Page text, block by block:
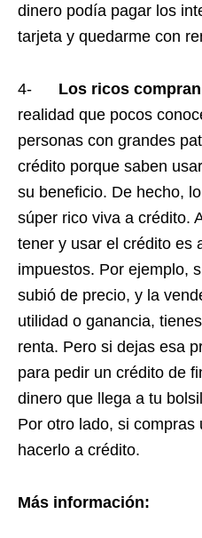
dinero podía pagar los
tarjeta y quedarme con
4- Los ricos
realidad que pocos
personas con grandes
crédito porque saben
su beneficio. De hecho,
súper rico viva a crédito.
tener y usar el crédito es
impuestos. Por ejemplo,
subió de precio, y la
utilidad o ganancia,
renta. Pero si dejas esa
para pedir un crédito de
dinero que llega a tu
Por otro lado, si compras
hacerlo a crédito.
Más información: